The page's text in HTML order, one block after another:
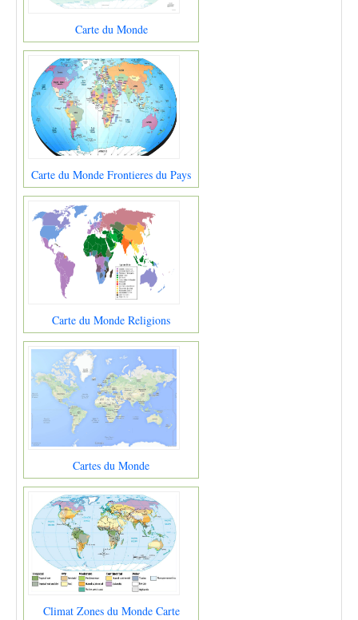
Carte du Monde
Carte du Monde Frontieres du Pays
Carte du Monde Religions
Cartes du Monde
Climat Zones du Monde Carte